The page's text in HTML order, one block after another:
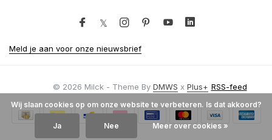
Meld je aan voor onze nieuwsbrief
© 2026 Milck - Theme By DMWS x Plus+ RSS-feed
Wij slaan cookies op om onze website te verbeteren. Is dat akkoord?
Ja Nee Meer over cookies »